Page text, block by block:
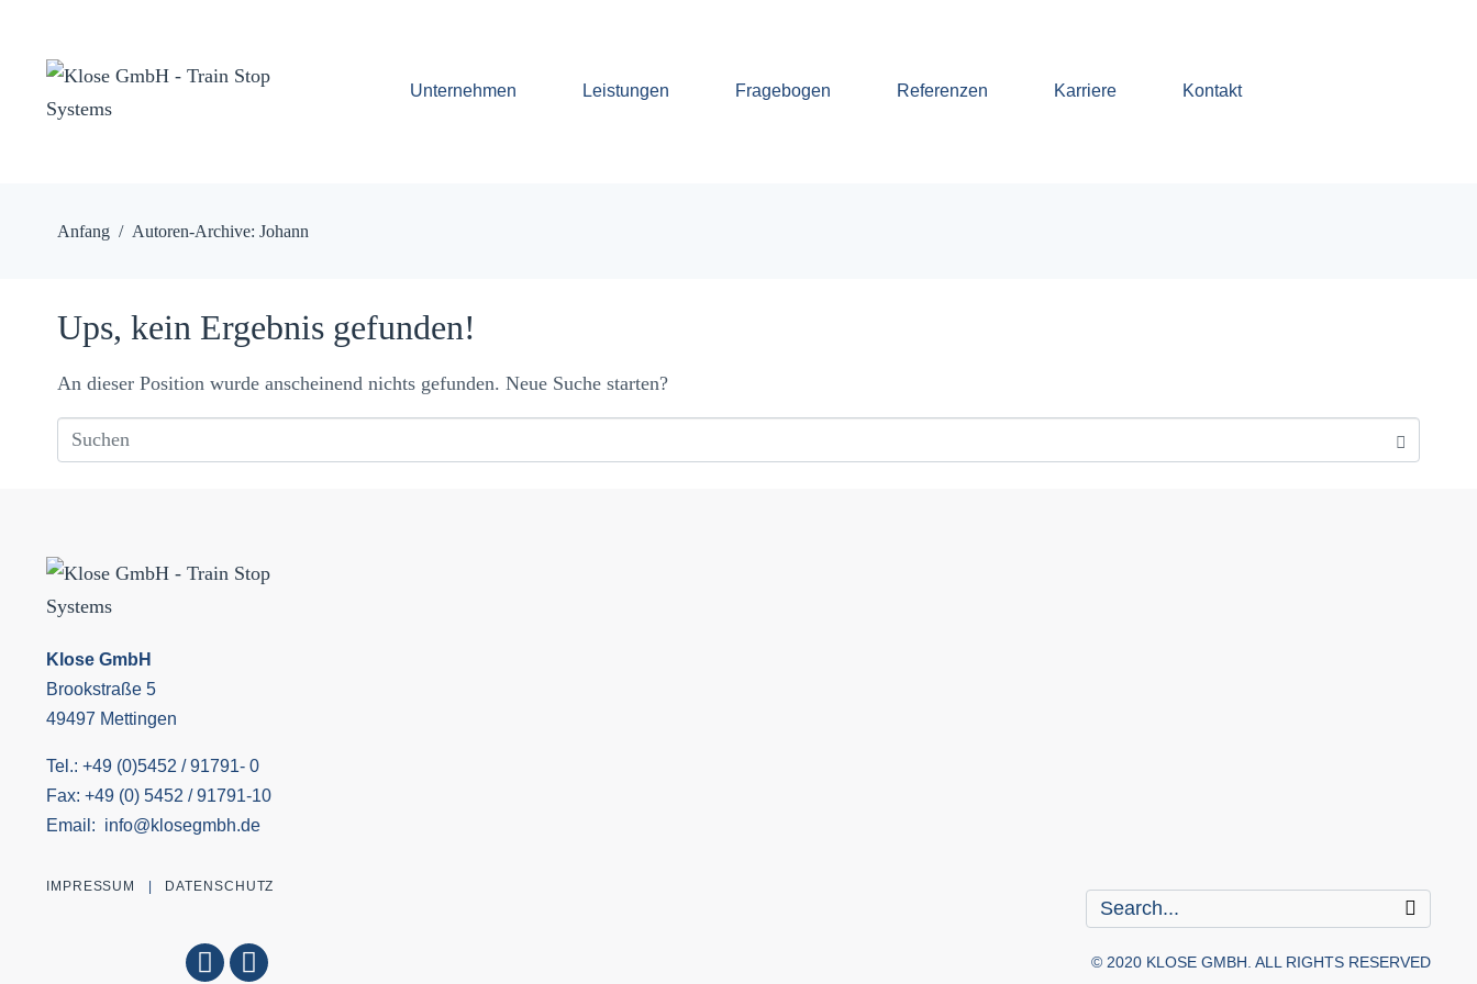
Unternehmen Leistungen Fragebogen Referenzen Karriere Kontakt
Anfang Autoren-Archive: Johann
Ups, kein Ergebnis gefunden!
An dieser Position wurde anscheinend nichts gefunden. Neue Suche starten?
Klose GmbH
Brookstraße 5
49497 Mettingen
Tel.: +49 (0)5452 / 91791- 0
Fax: +49 (0) 5452 / 91791-10
Email: info@klosegmbh.de
IMPRESSUM | DATENSCHUTZ
© 2020 KLOSE GMBH. ALL RIGHTS RESERVED